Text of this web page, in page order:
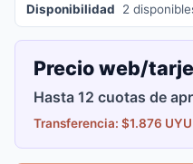
Disponibilidad 2
Precio web/
Hasta 12 cuotas de
Transferencia: $1.876 UYU